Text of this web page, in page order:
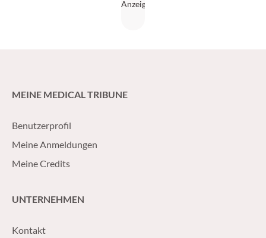
MEINE MEDICAL TRIBUNE
Benutzerprofil
Meine Anmeldungen
Meine Credits
UNTERNEHMEN
Kontakt